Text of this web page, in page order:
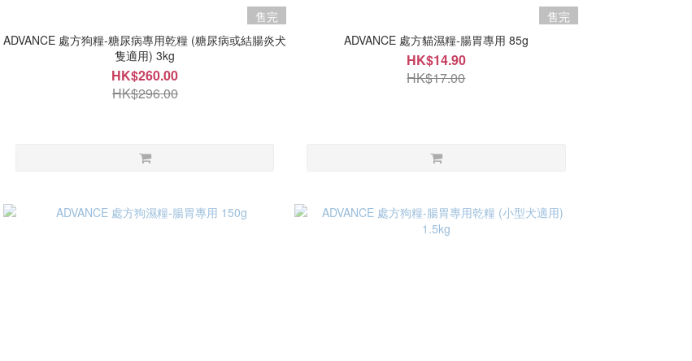
售完
ADVANCE 處方狗糧-糖尿病專用乾糧 (糖尿病或結腸炎犬
隻適用) 3kg
HK$260.00
HK$296.00
售完
ADVANCE 處方貓濕糧-腸胃專用 85g
HK$14.90
HK$17.00